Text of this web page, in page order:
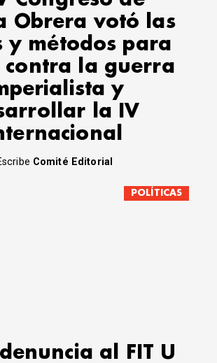
Obrera votó las
y métodos para
contra la guerra
y
la IV
Comité Editorial
POLÍTICAS
denuncia al FIT U